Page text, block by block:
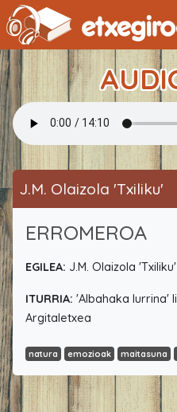
J.M. Olaizola 'Txiliku'
ERROMEROA
EGILEA: J.M. Olaizola 'Txiliku'
ITURRIA: 'Albahaka lurrina'
Argitaletxea
natura emozioak maitasuna